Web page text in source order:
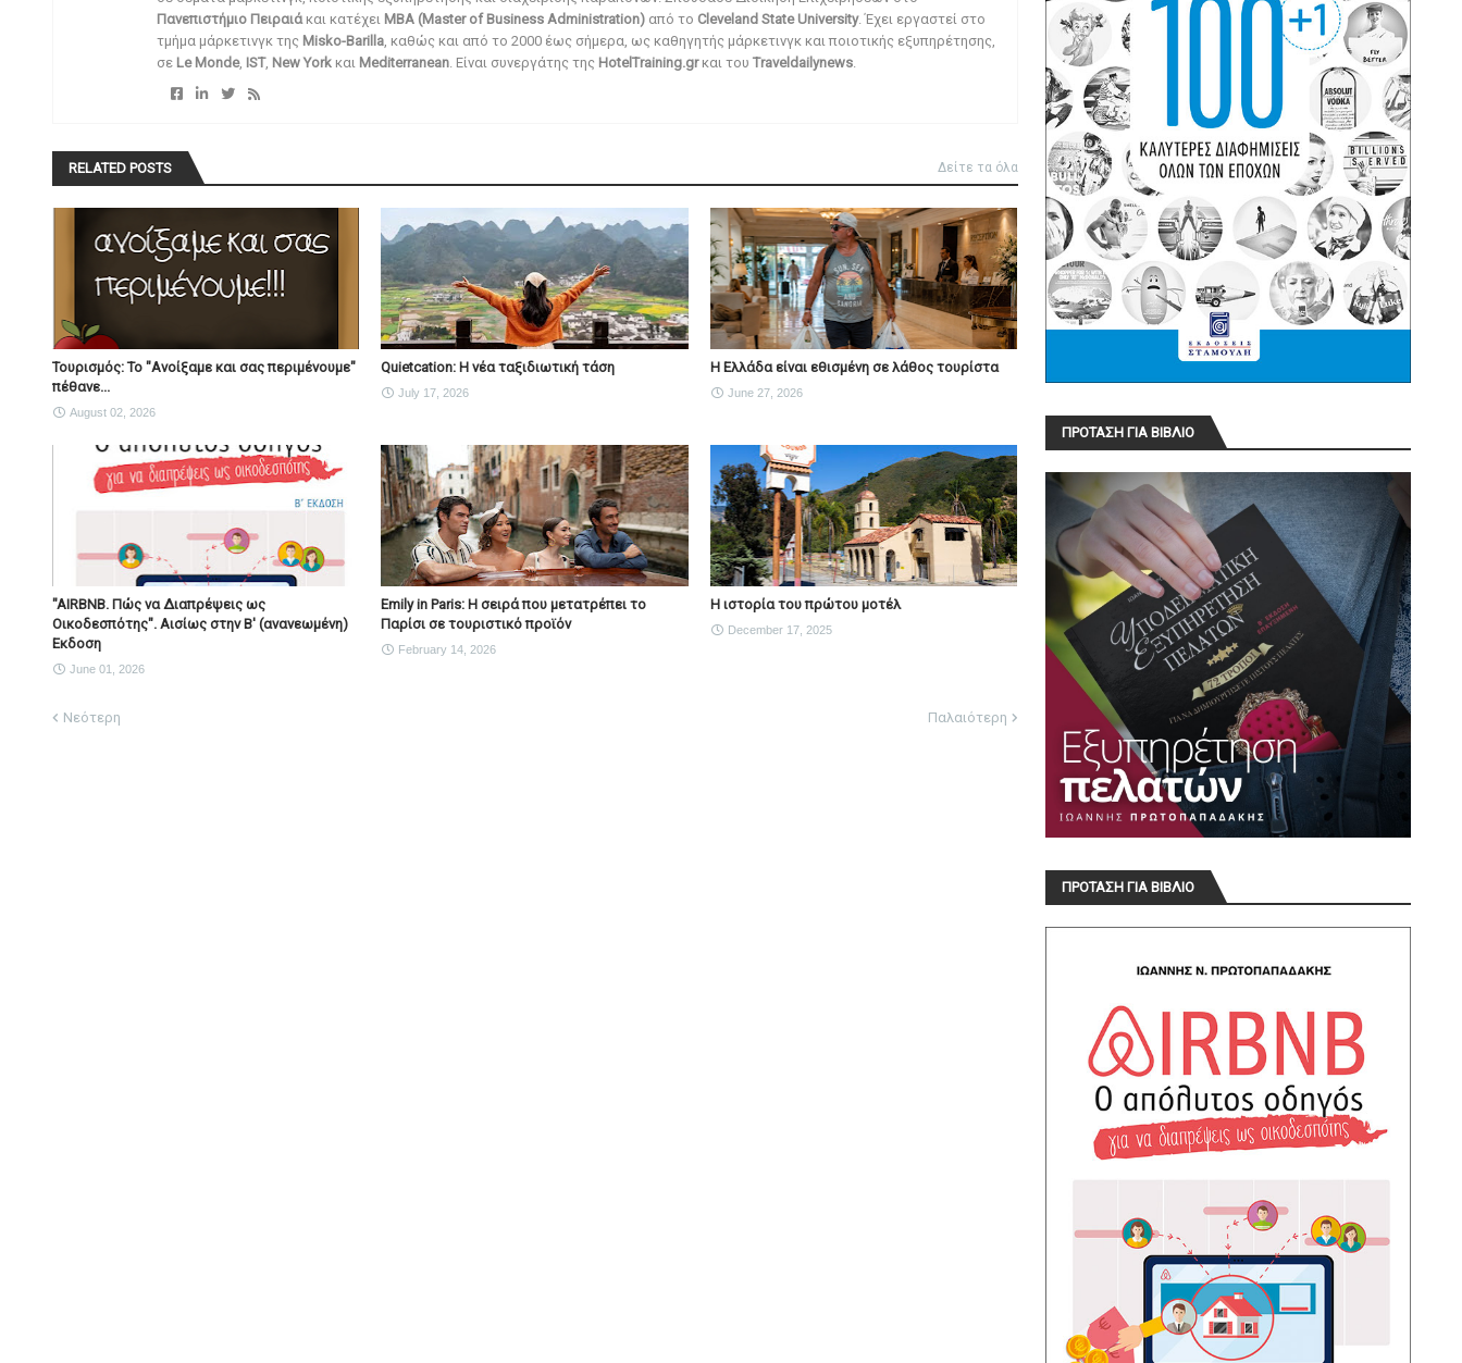
Πανεπιστήμιο Πειραιάκαι κατέχει MBA (Master of Business Administration)από το Cleveland State University. Έχει εργαστεί στο
τμήμα μάρκετινγκ της Misko-Barilla, καθώς και από το 2000 έως σήμερα, ως καθηγητής μάρκετινγκ και ποιοτικής εξυπηρέτησης,
σε Le Monde, IST, New Yorkκαι Mediterranean. Είναι συνεργάτης της HotelTraining.grκαι του Traveldailynews.
RELATED POSTS Δείτε τα όλα
Τουρισμός: Το "Ανοίξαμε και σας περιμένουμε"
πέθανε...
August 02, 2026
Quietcation: Η νέα ταξιδιωτική τάση
July 17, 2026
Η Ελλάδα είναι εθισμένη σε λάθος τουρίστα
June 27, 2026
"AIRBNB. Πώς να Διαπρέψεις ως
Οικοδεσπότης". Αισίως στην Β' (ανανεωμένη)
Εκδοση
June 01, 2026
Emily in Paris: Η σειρά που μετατρέπει το
Παρίσι σε τουριστικό προϊόν
February 14, 2026
Η ιστορία του πρώτου μοτέλ
December 17, 2025
Νεότερη Παλαιότερη
ΠΡΟΤΑΣΗ ΓΙΑ ΒΙΒΛΙΟ
ΠΡΟΤΑΣΗ ΓΙΑ ΒΙΒΛΙΟ